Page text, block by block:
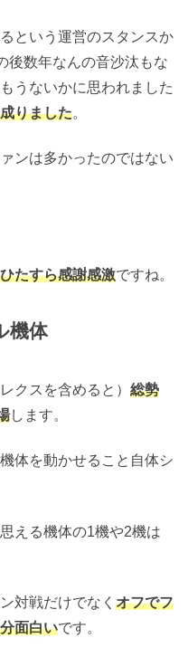
という運営のスタンスか
後数年なんの音沙汰もな
うないかに思われました
りました。
ンは多かったのではない
たすら感謝感激ですね。
機体
クスを含めると） 総勢
します。
体を動かせること自体シ
える機体の1機や2機は
対戦だけでなく オフでフ
面白いです。